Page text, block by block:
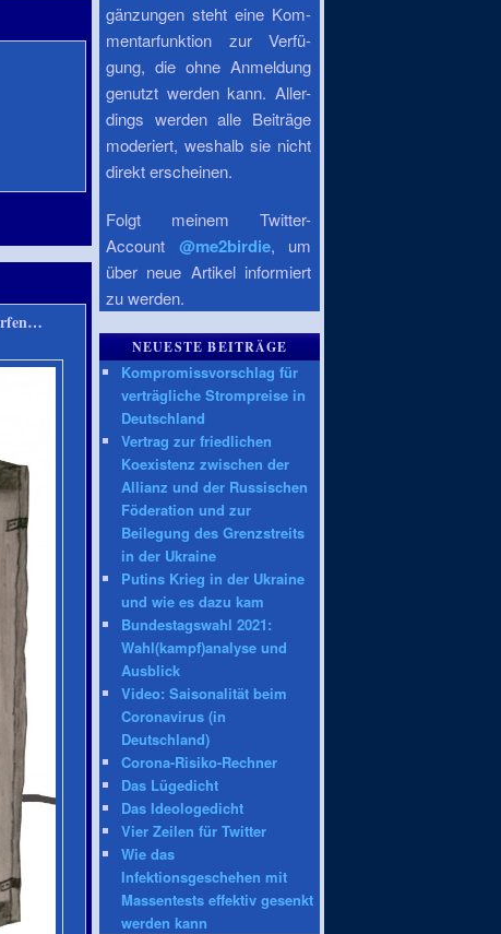
gänzungen steht eine Kom-
mentarfunktion zur Verfü-
gung, die ohne Anmeldung
genutzt werden kann. Aller-
dings werden alle Beiträge
moderiert, weshalb sie nicht
direkt erscheinen.
Folgt meinem Twitter-
Account @me2birdie, um
über neue Artikel informiert
zu werden.
NEUESTE BEITRÄGE
Kompromissvorschlag für
verträgliche Strompreise in
Deutschland
Vertrag zur friedlichen
Koexistenz zwischen der
Allianz und der Russischen
Föderation und zur
Beilegung des Grenzstreits
in der Ukraine
Putins Krieg in der Ukraine
und wie es dazu kam
Bundestagswahl 2021:
Wahl(kampf)analyse und
Ausblick
Video: Saisonalität beim
Coronavirus (in
Deutschland)
Corona-Risiko-Rechner
Das Lügedicht
Das Ideologedicht
Vier Zeilen für Twitter
Wie das
Infektionsgeschehen mit
Massentests effektiv gesenkt
werden kann